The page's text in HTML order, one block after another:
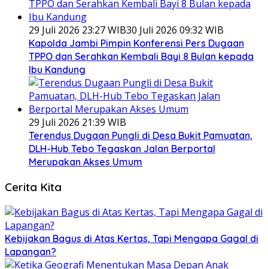
29 Juli 2026 23:27 WIB30 Juli 2026 09:32 WIB
Kapolda Jambi Pimpin Konferensi Pers Dugaan
TPPO dan Serahkan Kembali Bayi 8 Bulan kepada
Ibu Kandung
29 Juli 2026 21:39 WIB
Terendus Dugaan Pungli di Desa Bukit Pamuatan,
DLH-Hub Tebo Tegaskan Jalan Berportal
Merupakan Akses Umum
Cerita Kita
Kebijakan Bagus di Atas Kertas, Tapi Mengapa Gagal di
Lapangan?